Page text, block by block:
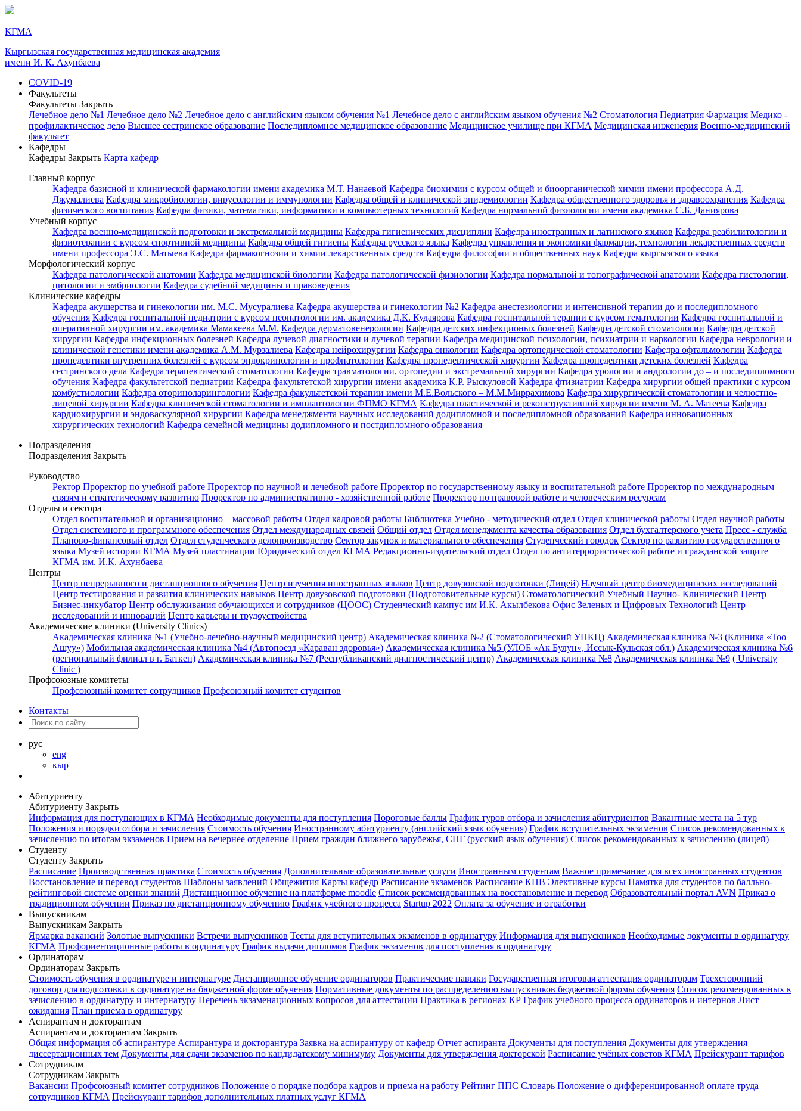
КГМА
Кыргызская государственная медицинская академия
имени И. К. Ахунбаева
COVID-19
Факультеты
Факультеты Закрыть
Лечебное дело №1 Лечебное дело №2 Лечебное дело с английским языком обучения №1 Лечебное дело с английским языком обучения №2 Стоматология Педиатрия Фармация Медико -
профилактическое дело Высшее сестринское образование Последипломное медицинское образование Медицинское училище при КГМА Медицинская инженерия Военно-медицинский
факультет
Кафедры
Кафедры Закрыть Карта кафедр
Главный корпус
Кафедра базисной и клинической фармакологии имени академика М.Т. Нанаевой Кафедра биохимии с курсом общей и биоорганической химии имени профессора А.Д.
Джумалиева Кафедра микробиологии, вирусологии и иммунологии Кафедра общей и клинической эпидемиологии Кафедра общественного здоровья и здравоохранения Кафедра
физического воспитания Кафедра физики, математики, информатики и компьютерных технологий Кафедра нормальной физиологии имени академика С.Б. Даниярова
Учебный корпус
Кафедра военно-медицинской подготовки и экстремальной медицины Кафедра гигиенических дисциплин Кафедра иностранных и латинского языков Кафедра реабилитологии и
физиотерапии с курсом спортивной медицины Кафедра общей гигиены Кафедра русского языка Кафедра управления и экономики фармации, технологии лекарственных средств
имени профессора Э.С. Матыева Кафедра фармакогнозии и химии лекарственных средств Кафедра философии и общественных наук Кафедра кыргызского языка
Морфологический корпус
Кафедра патологической анатомии Кафедра медицинской биологии Кафедра патологической физиологии Кафедра нормальной и топографической анатомии Кафедра гистологии,
цитологии и эмбриологии Кафедра судебной медицины и правоведения
Клинические кафедры
Кафедра акушерства и гинекологии им. М.С. Мусуралиева Кафедра акушерства и гинекологии №2 Кафедра анестезиологии и интенсивной терапии до и последипломного
обучения Кафедра госпитальной педиатрии с курсом неонатологии им. академика Д.К. Кудаярова Кафедра госпитальной терапии с курсом гематологии Кафедра госпитальной и
оперативной хирургии им. академика Мамакеева М.М. Кафедра дерматовенерологии Кафедра детских инфекционых болезней Кафедра детской стоматологии Кафедра детской
хирургии Кафедра инфекционных болезней Кафедра лучевой диагностики и лучевой терапии Кафедра медицинской психологии, психиатрии и наркологии Кафедра неврологии и
клинической генетики имени академика А.М. Мурзалиева Кафедра нейрохирургии Кафедра онкологии Кафедра ортопедической стоматологии Кафедра офтальмологии Кафедра
пропедевтики внутренних болезней с курсом эндокринологии и профпатологии Кафедра пропедевтической хирургии Кафедра пропедевтики детских болезней Кафедра
сестринского дела Кафедра терапевтической стоматологии Кафедра травматологии, ортопедии и экстремальной хирургии Кафедра урологии и андрологии до – и последипломного
обучения Кафедра факультетской педиатрии Кафедра факультетской хирургии имени академика К.Р. Рыскуловой Кафедра фтизиатрии Кафедра хирургии общей практики с курсом
комбустиологии Кафедра оториноларингологии Кафедра факультетской терапии имени М.Е.Вольского – М.М.Миррахимова Кафедра хирургической стоматологии и челюстно-
лицевой хирургии Кафедра клинической стоматологии и имплантологии ФПМО КГМА Кафедра пластической и реконструктивной хирургии имени М. А. Матеева Кафедра
кардиохирургии и эндоваскулярной хирургии Кафедра менеджмента научных исследований додипломной и последипломной образований Кафедра инновационных
хирургических технологий Кафедра семейной медицины додипломного и постдипломного образования
Подразделения
Подразделения Закрыть
Руководство
Ректор Проректор по учебной работе Проректор по научной и лечебной работе Проректор по государственному языку и воспитательной работе Проректор по международным
связям и стратегическому развитию Проректор по административно - хозяйственной работе Проректор по правовой работе и человеческим ресурсам
Отделы и сектора
Отдел воспитательной и организационно – массовой работы Отдел кадровой работы Библиотека Учебно - методический отдел Отдел клинической работы Отдел научной работы
Отдел системного и программного обеспечения Отдел международных связей Общий отдел Отдел менеджмента качества образования Отдел бухгалтерского учета Пресс - служба
Планово-финансовый отдел Отдел студенческого делопроизводство Сектор закупок и материального обеспечения Студенческий городок Сектор по развитию государственного
языка Музей истории КГМА Музей пластинации Юридический отдел КГМА Редакционно-издательский отдел Отдел по антитеррористической работе и гражданской защите
КГМА им. И.К. Ахунбаева
Центры
Центр непрерывного и дистанционного обучения Центр изучения иностранных языков Центр довузовской подготовки (Лицей) Научный центр биомедицинских исследований
Центр тестирования и развития клинических навыков Центр довузовской подготовки (Подготовительные курсы) Стоматологический Учебный Научно- Клинический Центр
Бизнес-инкубатор Центр обслуживания обучающихся и сотрудников (ЦООС) Студенческий кампус им И.К. Акылбекова Офис Зеленых и Цифровых Технологий Центр
исследований и инноваций Центр карьеры и трудоустройства
Академические клиники (University Clinics)
Академическая клиника №1 (Учебно-лечебно-научный медицинский центр) Академическая клиника №2 (Стоматологический УНКЦ) Академическая клиника №3 (Клиника «Тоо
Ашуу») Мобильная академическая клиника №4 (Автопоезд «Караван здоровья») Академическая клиника №5 (УЛОБ «Ак Булун», Иссык-Кульская обл.) Академическая клиника №6
(региональный филиал в г. Баткен) Академическая клиника №7 (Республиканский диагностический центр) Академическая клиника №8 Академическая клиника №9 ( University
Clinic )
Профсоюзные комитеты
Профсоюзный комитет сотрудников Профсоюзный комитет студентов
Контакты
рус
eng
кыр
Абитуриенту
Абитуриенту Закрыть
Информация для поступающих в КГМА Необходимые документы для поступления Пороговые баллы График туров отбора и зачисления абитуриентов Вакантные места на 5 тур
Положения и порядки отбора и зачисления Стоимость обучения Иностранному абитуриенту (английский язык обучения) График вступительных экзаменов Список рекомендованных к
зачислению по итогам экзаменов Прием на вечернее отделение Прием граждан ближнего зарубежья, СНГ (русский язык обучения) Список рекомендованных к зачислению (лицей)
Студенту
Студенту Закрыть
Расписание Производственная практика Стоимость обучения Дополнительные образовательные услуги Иностранным студентам Важное примечание для всех иностранных студентов
Восстановление и перевод студентов Шаблоны заявлений Общежития Карты кафедр Расписание экзаменов Расписание КПВ Элективные курсы Памятка для студентов по балльно-
рейтинговой системе оценки знаний Дистанционное обучение на платформе moodle Список рекомендованных на восстановление и перевод Образовательный портал AVN Приказ о
традиционном обучении Приказ по дистанционному обучению График учебного процесса Startup 2022 Оплата за обучение и отработки
Выпускникам
Выпускникам Закрыть
Ярмарка вакансий Золотые выпускники Встречи выпускников Тесты для вступительных экзаменов в ординатуру Информация для выпускников Необходимые документы в ординатуру
КГМА Профориентационные работы в ординатуру График выдачи дипломов График экзаменов для поступления в ординатуру
Ординаторам
Ординаторам Закрыть
Стоимость обучения в ординатуре и интернатуре Дистанционное обучение ординаторов Практические навыки Государственная итоговая аттестация ординаторам Трехсторонний
договор для подготовки в ординатуре на бюджетной форме обучения Нормативные документы по распределению выпускников бюджетной формы обучения Список рекомендованных к
зачислению в ординатуру и интернатуру Перечень экзаменационных вопросов для аттестации Практика в регионах КР График учебного процесса ординаторов и интернов Лист
ожидания План приема в ординатуру
Аспирантам и докторантам
Аспирантам и докторантам Закрыть
Общая информация об аспирантуре Аспирантура и докторантура Заявка на аспирантуру от кафедр Отчет аспиранта Документы для поступления Документы для утверждения
диссертационных тем Документы для сдачи экзаменов по кандидатскому минимуму Документы для утверждения докторской Расписание учёных советов КГМА Прейскурант тарифов
Сотрудникам
Сотрудникам Закрыть
Вакансии Профсоюзный комитет сотрудников Положение о порядке подбора кадров и приема на работу Рейтинг ППС Словарь Положение о дифференцированной оплате труда
сотрудников КГМА Прейскурант тарифов дополнительных платных услуг КГМА